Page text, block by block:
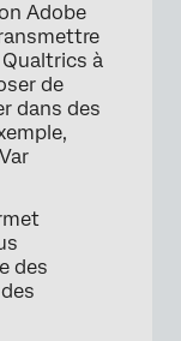
Adobe
Qualtrics à
de
dans des
des